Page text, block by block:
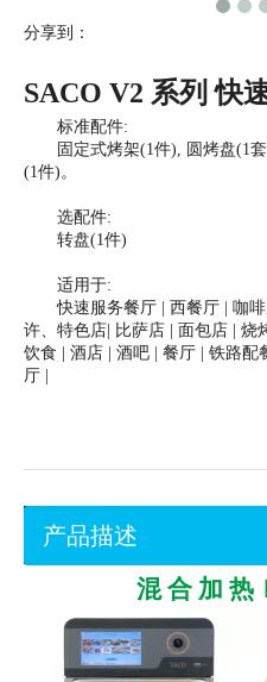
分享到：
SACO V2 系列 快
标准配件:
固定式烤架(1件), 圆烤盘(1套
(1件)。
选配件:
转盘(1件)
适用于:
快速服务餐厅 | 西餐厅 | 咖啡
许、特色店| 比萨店 | 面包店 | 烧
饮食 | 酒店 | 酒吧 | 餐厅 | 铁路配
厅 |
产品描述
混 合 加 热